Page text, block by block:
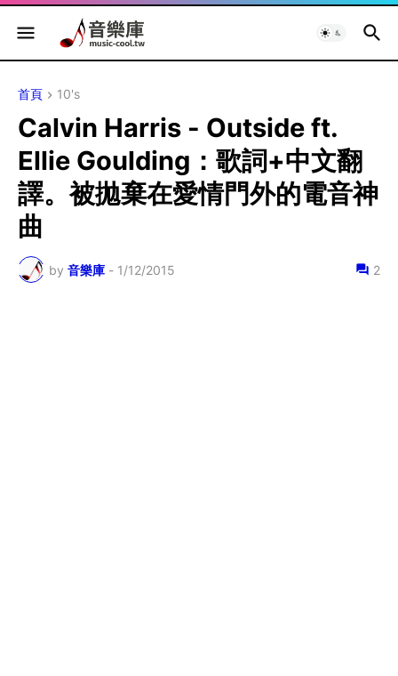
首頁 10's
Calvin Harris - Outside ft.
Ellie Goulding：歌詞+中文翻
譯。被拋棄在愛情門外的電音神
曲
by 音樂庫 - 1/12/2015 2